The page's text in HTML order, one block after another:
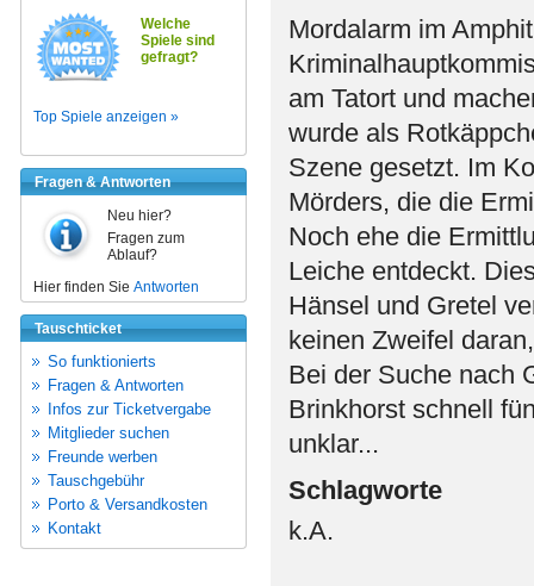
Welche
Spiele sind
gefragt?
Top Spiele anzeigen »
Fragen & Antworten
Neu hier?
Fragen zum
Ablauf?
Hier finden Sie Antworten
Tauschticket
So funktionierts
Fragen & Antworten
Infos zur Ticketvergabe
Mitglieder suchen
Freunde werben
Tauschgebühr
Porto & Versandkosten
Kontakt
Mordalarm im
am Tatort und
wurde als
Szene gesetzt. Im
Mörders, die die
Noch ehe die
Leiche entdeckt.
Hänsel und Gretel
keinen Zweifel
Bei der Suche nach
Brinkhorst schnell
unklar...
Schlagworte
k.A.